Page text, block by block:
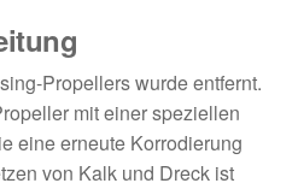
Propellers wurde entfernt.
mit einer speziellen
eine erneute Korrodierung
von Kalk und Dreck ist